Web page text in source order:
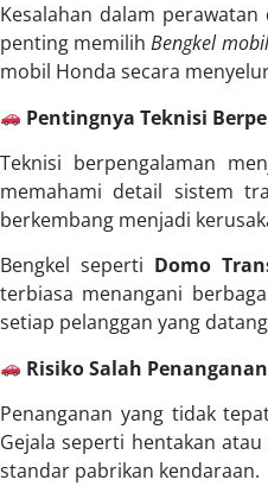
Kesalahan dalam
penting memilihBengkel
mobil Honda secara
Pentingnya Teknisi
Teknisi berpengalaman
memahami detail sistem
berkembang menjadi
Bengkel seperti Domo
terbiasa menangani
setiap pelanggan yang
Risiko Salah
Penanganan yang tidak
Gejala seperti hentakan
standar pabrikan kendaraan.